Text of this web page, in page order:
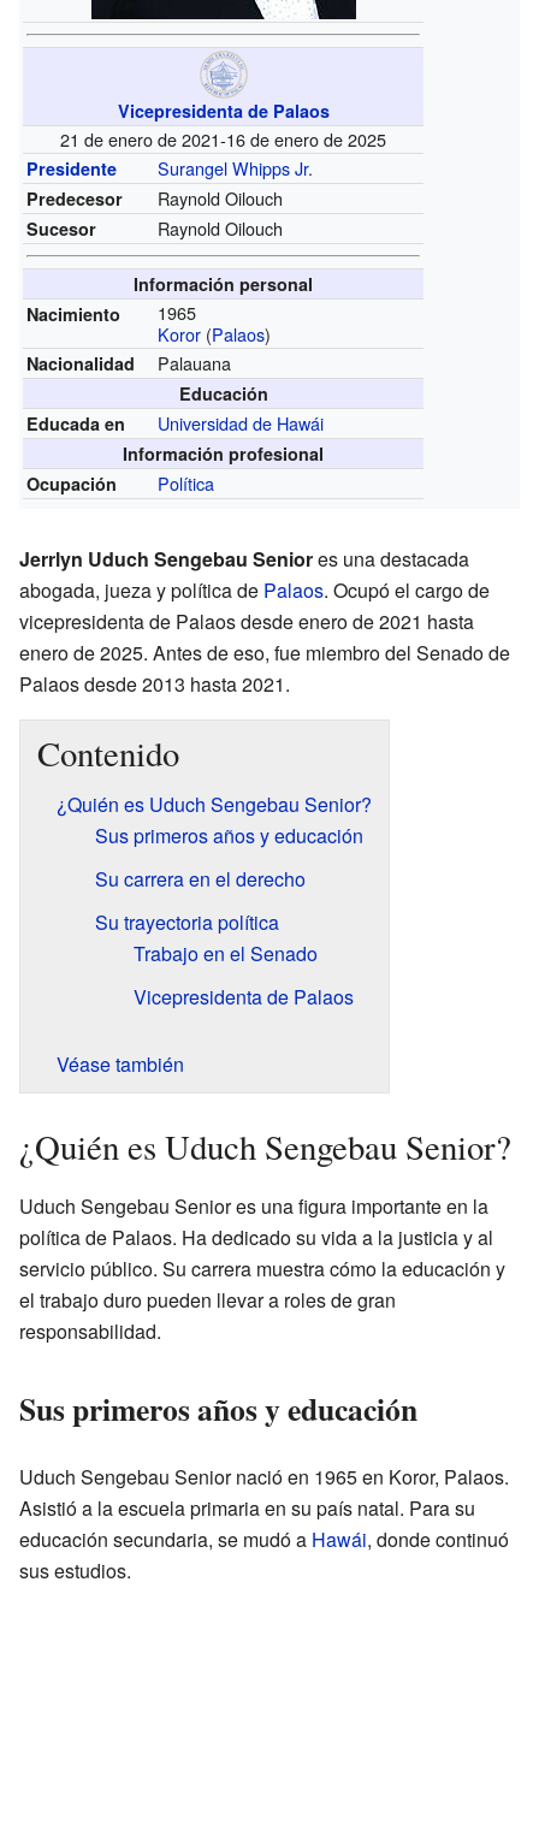
Vicepresidenta de Palaos
21 de enero de 2021-16 de enero de 2025
Presidente Surangel Whipps Jr.
Predecesor Raynold Oilouch
Sucesor Raynold Oilouch
Información personal
Nacimiento
1965
Koror (Palaos)
Nacionalidad Palauana
Educación
Educada en
Universidad de Hawái
Información profesional
Ocupación
Política
Jerrlyn Uduch Sengebau Seniores una destacada
abogada, jueza y política de Palaos. Ocupó el cargo de
vicepresidenta de Palaos desde enero de 2021 hasta
enero de 2025. Antes de eso, fue miembro del Senado de
Palaos desde 2013 hasta 2021.
Contenido
¿Quién es Uduch Sengebau Senior?
Sus primeros años y educación
Su carrera en el derecho
Su trayectoria política
Trabajo en el Senado
Vicepresidenta de Palaos
Véase también
¿Quién es Uduch Sengebau Senior?
Uduch Sengebau Senior es una figura importante en la
política de Palaos. Ha dedicado su vida a la justicia y al
servicio público. Su carrera muestra cómo la educación y
el trabajo duro pueden llevar a roles de gran
responsabilidad.
Sus primeros años y educación
Uduch Sengebau Senior nació en 1965 en Koror, Palaos.
Asistió a la escuela primaria en su país natal. Para su
educación secundaria, se mudó a Hawái, donde continuó
sus estudios.